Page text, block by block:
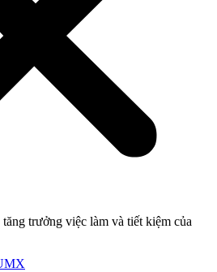
trưởng việc làm và tiết kiệm của